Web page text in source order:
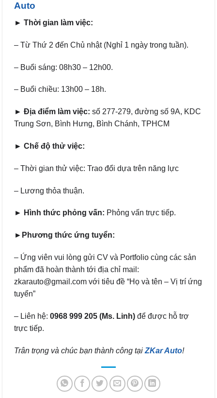
Auto
► Thời gian làm việc:
– Từ Thứ 2 đến Chủ nhật (Nghỉ 1 ngày trong tuần).
– Buổi sáng: 08h30 – 12h00.
– Buổi chiều: 13h00 – 18h.
► Địa điểm làm việc: số 277-279, đường số 9A, KDC
Trung Sơn, Bình Hưng, Bình Chánh, TPHCM
► Chế độ thử việc:
– Thời gian thử việc: Trao đổi dựa trên năng lực
– Lương thỏa thuận.
► Hình thức phỏng vấn: Phỏng vấn trực tiếp.
►Phương thức ứng tuyển:
– Ứng viên vui lòng gửi CV và Portfolio cùng các sản
phẩm đã hoàn thành tới địa chỉ mail:
zkarauto@gmail.com với tiêu đề “Họ và tên – Vị trí ứng
tuyển”
– Liên hệ: 0968 999 205 (Ms. Linh) để được hỗ trợ
trực tiếp.
Trân trọng và chúc bạn thành công tại ZKar Auto!